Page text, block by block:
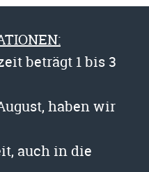
beträgt 1 bis 3
haben wir
auch in die